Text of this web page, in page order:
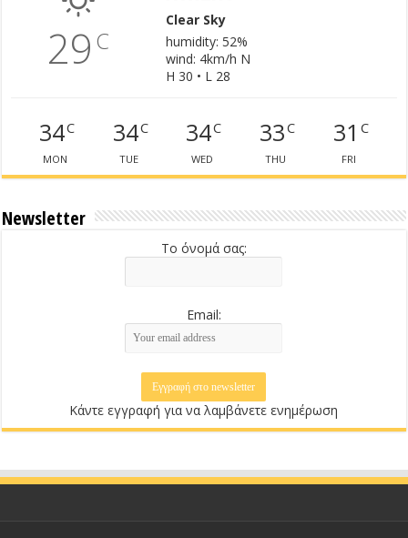
29 C
Clear Sky
humidity: 52%
wind: 4km/h N
H 30 • L 28
34C
MON
34C
TUE
34C
WED
33C
THU
31 C
FRI
Newsletter
Το όνομά σας:
Email:
Κάντε εγγραφή για να λαμβάνετε ενημέρωση